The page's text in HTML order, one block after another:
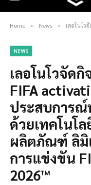
Home » News » เลอโนโวจัดกิจกรรม “Lenovo
NEWS
เลอโนโวจัด
FIFA
ประสบการ
ด้วยเทคโนโ
ผลิตภัณฑ์ ลิมิ
การแข่งขัน
2026™